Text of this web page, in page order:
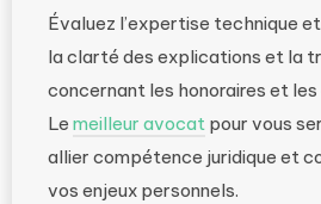
Évaluez l’expertise technique
la clarté des explications et la
concernant les honoraires et
Le meilleur avocat pour vous
allier compétence juridique et
vos enjeux personnels.